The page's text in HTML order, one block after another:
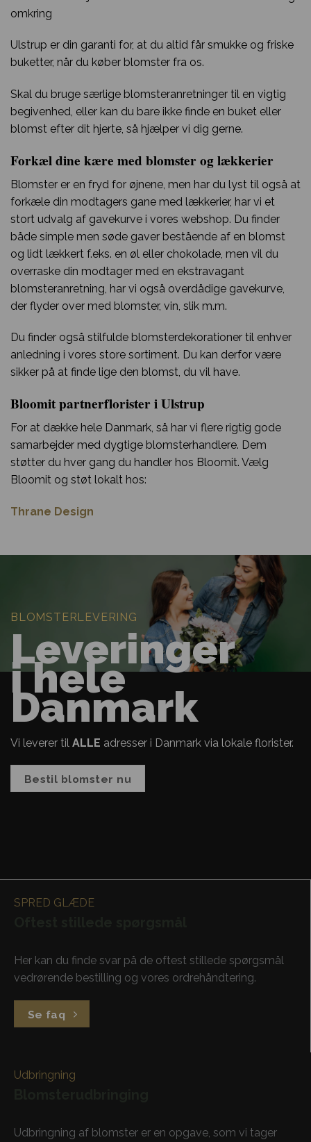
omkring
Ulstrup er din garanti for, at du altid får smukke og friske
buketter, når du køber blomster fra os.
Skal du bruge særlige blomsteranretninger til en vigtig
begivenhed, eller kan du bare ikke finde en buket eller
blomst efter dit hjerte, så hjælper vi dig gerne.
Forkæl dine kære med blomster og lækkerier
Blomster er en fryd for øjnene, men har du lyst til også at
forkæle din modtagers gane med lækkerier, har vi et
stort udvalg af gavekurve i vores webshop. Du finder
både simple men søde gaver bestående af en blomst
og lidt lækkert f.eks. en øl eller chokolade, men vil du
overraske din modtager med en ekstravagant
blomsteranretning, har vi også overdådige gavekurve,
der flyder over med blomster, vin, slik m.m.
Du finder også stilfulde blomsterdekorationer til enhver
anledning i vores store sortiment. Du kan derfor være
sikker på at finde lige den blomst, du vil have.
Bloomit partnerflorister i Ulstrup
For at dække hele Danmark, så har vi flere rigtig gode
samarbejder med dygtige blomsterhandlere. Dem
støtter du hver gang du handler hos Bloomit. Vælg
Bloomit og støt lokalt hos:
Thrane Design
BLOMSTERLEVERING
Leveringer
i hele
Danmark
Vi leverer til ALLE adresser i Danmark via lokale florister.
Bestil blomster nu
SPRED GLÆDE
Her kan du finde svar på de oftest stillede spørgsmål
vedrørende bestilling og vores ordrehåndtering.
Se faq
Udbringning
Udbringning af blomster er en opgave, som vi tager